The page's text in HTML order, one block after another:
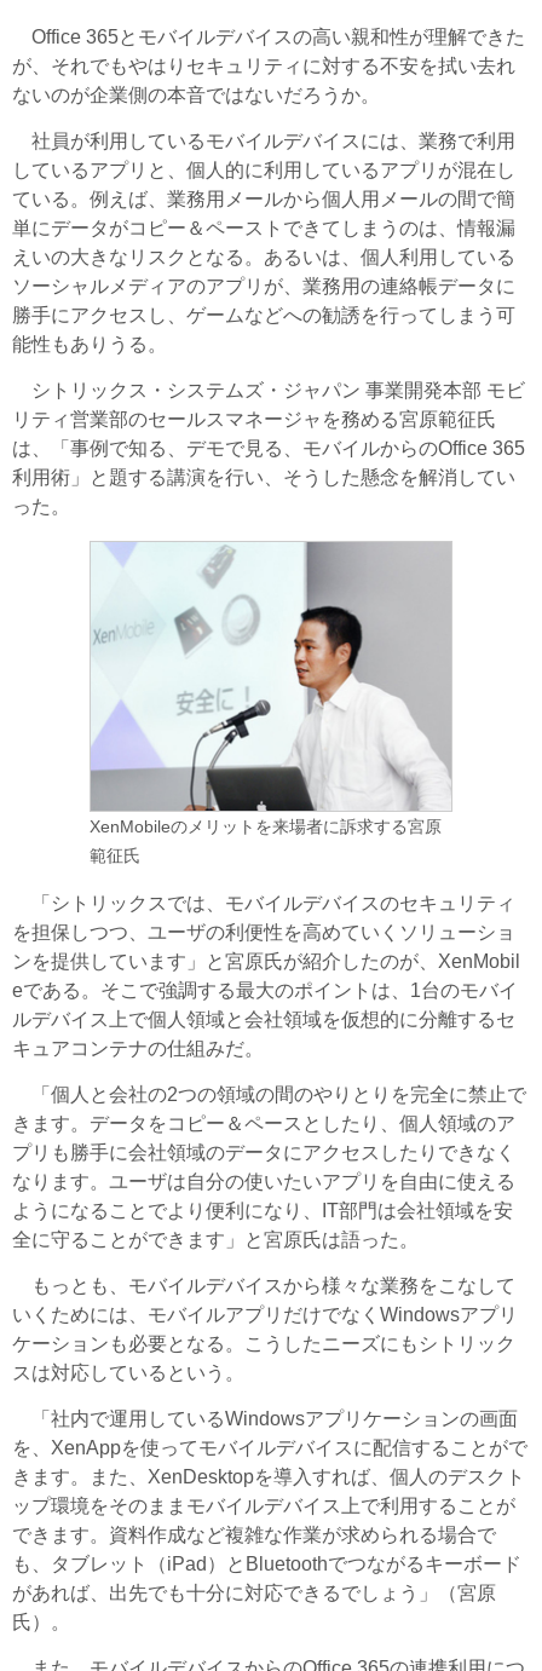
Office 365とモバイルデバイスの高い親和性が理解できた
が、それでもやはりセキュリティに対する不安を拭い去れ
ないのが企業側の本音ではないだろうか。
社員が利用しているモバイルデバイスには、業務で利用
しているアプリと、個人的に利用しているアプリが混在し
ている。例えば、業務用メールから個人用メールの間で簡
単にデータがコピー＆ペーストできてしまうのは、情報漏
えいの大きなリスクとなる。あるいは、個人利用している
ソーシャルメディアのアプリが、業務用の連絡帳データに
勝手にアクセスし、ゲームなどへの勧誘を行ってしまう可
能性もありうる。
シトリックス・システムズ・ジャパン 事業開発本部 モビ
リティ営業部のセールスマネージャを務める宮原範征氏
は、「事例で知る、デモで見る、モバイルからのOffice 365
利用術」と題する講演を行い、そうした懸念を解消してい
った。
XenMobileのメリットを来場者に訴求する宮原
範征氏
「シトリックスでは、モバイルデバイスのセキュリティ
を担保しつつ、ユーザの利便性を高めていくソリューショ
ンを提供しています」と宮原氏が紹介したのが、XenMobil
eである。そこで強調する最大のポイントは、1台のモバイ
ルデバイス上で個人領域と会社領域を仮想的に分離するセ
キュアコンテナの仕組みだ。
「個人と会社の2つの領域の間のやりとりを完全に禁止で
きます。データをコピー＆ペースとしたり、個人領域のア
プリも勝手に会社領域のデータにアクセスしたりできなく
なります。ユーザは自分の使いたいアプリを自由に使える
ようになることでより便利になり、IT部門は会社領域を安
全に守ることができます」と宮原氏は語った。
もっとも、モバイルデバイスから様々な業務をこなして
いくためには、モバイルアプリだけでなくWindowsアプリ
ケーションも必要となる。こうしたニーズにもシトリック
スは対応しているという。
「社内で運用しているWindowsアプリケーションの画面
を、XenAppを使ってモバイルデバイスに配信することがで
きます。また、XenDesktopを導入すれば、個人のデスクト
ップ環境をそのままモバイルデバイス上で利用することが
できます。資料作成など複雑な作業が求められる場合で
も、タブレット（iPad）とBluetoothでつながるキーボード
があれば、出先でも十分に対応できるでしょう」（宮原
氏）。